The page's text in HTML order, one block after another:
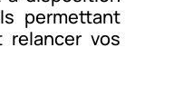
permettant
vos